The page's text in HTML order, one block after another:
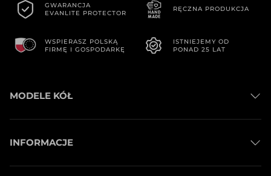
GWARANCJA
EVANLITE PROTECTOR
RĘCZNA PRODUKCJA
WSPIERASZ POLSKĄ
FIRMĘ I GOSPODARKĘ
ISTNIEJEMY OD
PONAD 25 LAT
MODELE KÓŁ
Koła Szosowe
Koła Gravel
Koła MTB
INFORMACJE
Kontakt